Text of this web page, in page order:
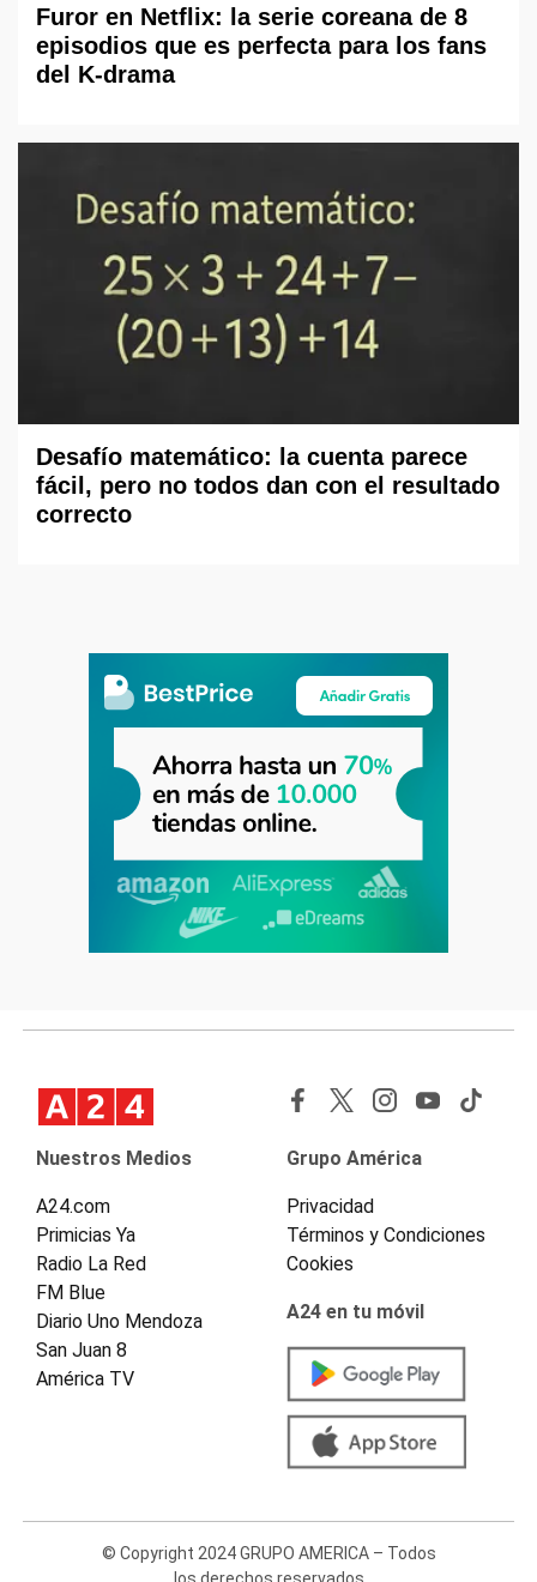
Furor en Netflix: la serie coreana de 8
episodios que es perfecta para los fans
del K-drama
Desafío matemático: la cuenta parece
fácil, pero no todos dan con el resultado
correcto
Nuestros Medios
A24.com
Primicias Ya
Radio La Red
FM Blue
Diario Uno Mendoza
San Juan 8
América TV
Grupo América
Privacidad
Términos y Condiciones
Cookies
A24 en tu móvil
© Copyright 2024 GRUPO AMERICA – Todos
los derechos reservados